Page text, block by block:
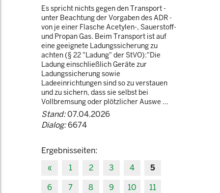
Es spricht nichts gegen den Transport -
unter Beachtung der Vorgaben des ADR -
von je einer Flasche Acetylen-, Sauerstoff-
und Propan Gas. Beim Transport ist auf
eine geeignete Ladungssicherung zu
achten (§ 22 "Ladung" der StVO):"Die
Ladung einschließlich Geräte zur
Ladungssicherung sowie
Ladeeinrichtungen sind so zu verstauen
und zu sichern, dass sie selbst bei
Vollbremsung oder plötzlicher Auswe ...
Stand:07.04.2026
Dialog:6674
Ergebnisseiten:
«
1 2 3 4
5
6
7 8 9 10
11